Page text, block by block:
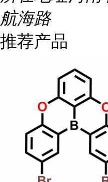
航海路
推荐产品